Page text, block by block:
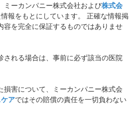
ミーカンパニー株式会社および株式会
報をもとにしています。 正確な情報掲
容を完全に保証するものではありませ
される場合は、事前に必ず該当の医院
損害について、ミーカンパニー株式会
アではその賠償の責任を一切負わない